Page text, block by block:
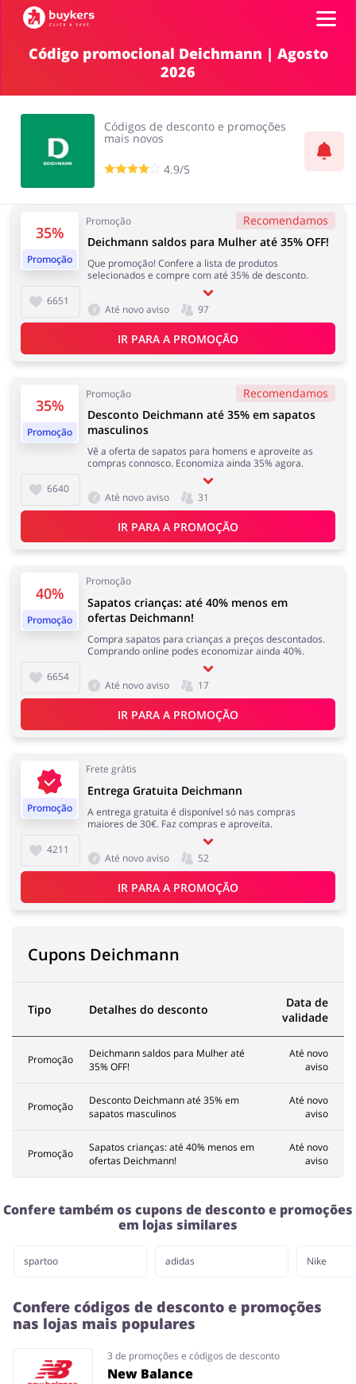
Íntimo
Papelaria e Livros Comida e Alimentação
Esporte e Recreação Casa, Lar e Jardim
Tecnologia e eletrónica Joalheria e Acessórios
Melhor Amigo
Saúde e Beleza Serviços
Códigos
Top100
Promoções
Lojas
ADICIONA CUPOM
Código promocional Deichmann | Agosto
2026
Códigos de desconto e promoções
mais novos
4.9/5
35%
Promoção
Promoção Recomendamos
6651
Deichmann saldos para Mulher até 35% OFF!
Que promoção! Confere a lista de produtos
selecionados e compre com até 35% de desconto.
Até novo aviso 97
IR PARA A PROMOÇÃO
35%
Promoção
Promoção Recomendamos
6640
Desconto Deichmann até 35% em sapatos
masculinos
Vê a oferta de sapatos para homens e aproveite as
compras connosco. Economiza ainda 35% agora.
Até novo aviso 31
IR PARA A PROMOÇÃO
40%
Promoção
Promoção
6654
Sapatos crianças: até 40% menos em
ofertas Deichmann!
Compra sapatos para crianças a preços descontados.
Comprando online podes economizar ainda 40%.
Até novo aviso 17
IR PARA A PROMOÇÃO
Promoção
Frete grátis
4211
Entrega Gratuita Deichmann
A entrega gratuita é disponível só nas compras
maiores de 30€. Faz compras e aproveita.
Até novo aviso 52
IR PARA A PROMOÇÃO
Cupons Deichmann
Tipo Detalhes do desconto
Data de
validade
Promoção
Deichmann saldos para Mulher até
35% OFF!
Até novo
aviso
Promoção
Desconto Deichmann até 35% em
sapatos masculinos
Até novo
aviso
Promoção
Sapatos crianças: até 40% menos em
ofertas Deichmann!
Até novo
aviso
Confere também os cupons de desconto e promoções
em lojas similares
spartoo adidas Nike
Confere códigos de desconto e promoções
nas lojas mais populares
3 de promoções e códigos de desconto
New Balance